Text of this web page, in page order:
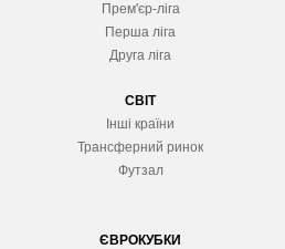
Прем'єр-ліга
Перша ліга
Друга ліга
СВІТ
Інші країни
Трансферний ринок
Футзал
ЄВРОКУБКИ